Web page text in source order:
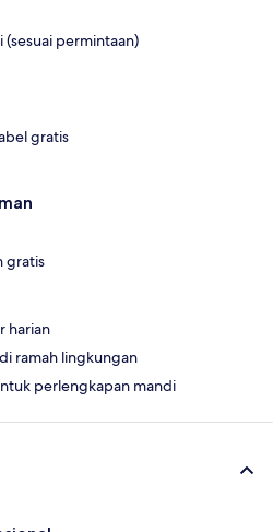
(sesuai permintaan)
gratis
gratis
harian
ramah lingkungan
perlengkapan mandi